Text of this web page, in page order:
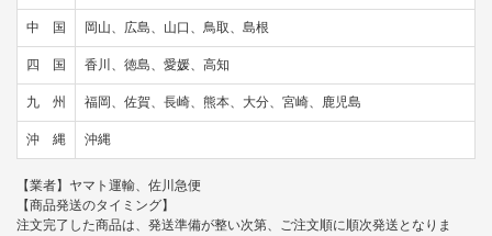
中 国 岡山、広島、山口、鳥取、島根
四 国 香川、徳島、愛媛、高知
九 州 福岡、佐賀、長崎、熊本、大分、宮崎、鹿児島
沖 縄 沖縄
【業者】ヤマト運輸、佐川急便
【商品発送のタイミング】
注文完了した商品は、発送準備が整い次第、ご注文順に順次発送となりま